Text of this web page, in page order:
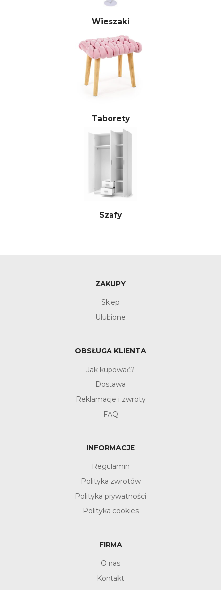
Wieszaki
Taborety
Szafy
ZAKUPY
Sklep
Ulubione
OBSŁUGA KLIENTA
Jak kupować?
Dostawa
Reklamacje i zwroty
FAQ
INFORMACJE
Regulamin
Polityka zwrotów
Polityka prywatności
Polityka cookies
FIRMA
O nas
Kontakt